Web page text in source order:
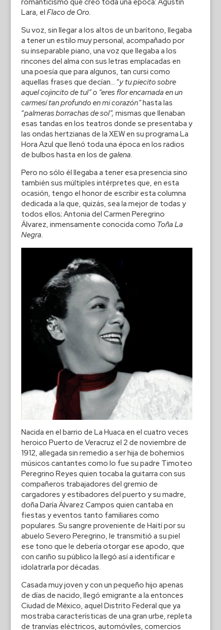
Lara, el Flaco de Oro.
Su voz, sin llegar a los altos de un barítono, llegaba
a tener un estilo muy personal, acompañado por
su inseparable piano, una voz que llegaba a los
rincones del alma con sus letras emplacadas en
una poesía que para algunos, tan cursi como
aquellas frases que decían… “y tu piecito sobre
aquel cojincito de tul” o “eres flor encarnada en un
carmesí tan profundo en mi corazón”hasta las
“palmeras borrachas de sol”, mismas que llenaban
esas tandas en los teatros donde se presentaba y
las ondas hertzianas de la XEW en su programa La
Hora Azul que llenó toda una época en los radios
de bulbos hasta en los de galena.
Pero no sólo él llegaba a tener esa presencia sino
también sus múltiples intérpretes que, en esta
ocasión, tengo el honor de escribir esta columna
dedicada a la que, quizás, sea la mejor de todas y
todos ellos; Antonia del Carmen Peregrino
Álvarez, inmensamente conocida como Toña La
Negra.
Nacida en el barrio de La Huaca en el cuatro veces
heroico Puerto de Veracruz el 2 de noviembre de
1912, allegada sin remedio a ser hija de bohemios
músicos cantantes como lo fue su padre Timoteo
Peregrino Reyes quien tocaba la guitarra con sus
compañeros trabajadores del gremio de
cargadores y estibadores del puerto y su madre,
doña Daría Álvarez Campos quien cantaba en
fiestas y eventos tanto familiares como
populares. Su sangre proveniente de Haití por su
abuelo Severo Peregrino, le transmitió a su piel
ese tono que le debería otorgar ese apodo, que
con cariño su público la llegó así a identificar e
idolatrarla por décadas.
Casada muy joven y con un pequeño hijo apenas
de días de nacido, llegó emigrante a la entonces
Ciudad de México, aquel Distrito Federal que ya
mostraba características de una gran urbe, repleta
de tranvías eléctricos, automóviles, comercios